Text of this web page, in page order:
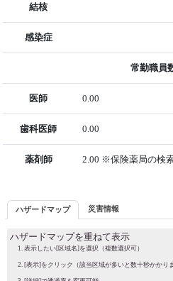
結核
感染症
常勤職員
医師 0.00
歯科医師 0.00
薬剤師 2.00 ※保険薬局の検
ハザードマップ 災害情報
ハザードマップを重ねて表示
表示したい[区域名]を選択（複数選択可）
[表示]をクリック（該当区域が多いと数十秒かかり